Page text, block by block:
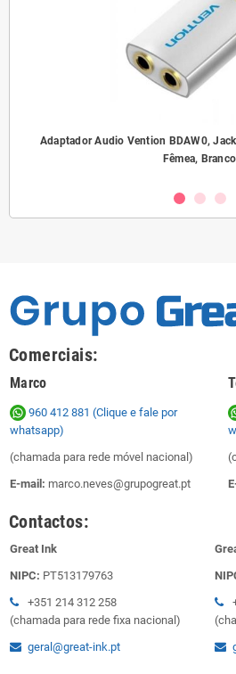
Adaptador Audio Vention BDAW0,
Fêmea, Branco
Comerciais:
Marco
960 412 881 (Clique e fale por
whatsapp)
(chamada para rede móvel nacional)
E-mail: marco.neves@grupogreat.pt
Contactos:
Great Ink
NIPC: PT513179763
+351 214 312 258
(chamada para rede fixa nacional)
geral@great-ink.pt